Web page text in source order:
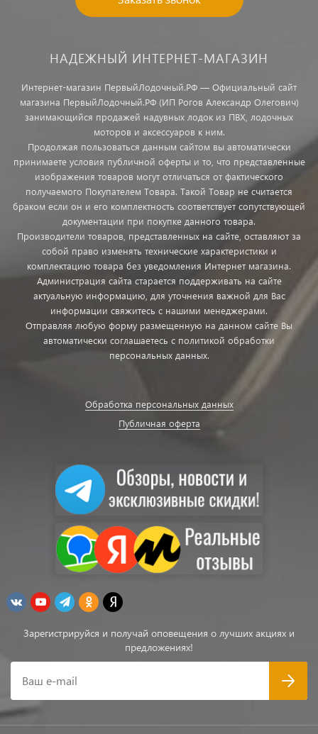
НАДЕЖНЫЙ ИНТЕРНЕТ-МАГАЗИН
Интернет-магазин ПервыйЛодочный.РФ — Официальный сайт
магазина ПервыйЛодочный.РФ (ИП Рогов Александр Олегович)
занимающийся продажей надувных лодок из ПВХ, лодочных
моторов и аксессуаров к ним.
Продолжая пользоваться данным сайтом вы автоматически
принимаете условия публичной оферты и то, что представленные
изображения товаров могут отличаться от фактического
получаемого Покупателем Товара. Такой Товар не считается
браком если он и его комплектность соответствует сопутствующей
документации при покупке данного товара.
Производители товаров, представленных на сайте, оставляют за
собой право изменять технические характеристики и
комплектацию товара без уведомления Интернет магазина.
Администрация сайта старается поддерживать на сайте
актуальную информацию, для уточнения важной для Вас
информации свяжитесь с нашими менеджерами.
Отправляя любую форму размещенную на данном сайте Вы
автоматически соглашаетесь с политикой обработки
персональных данных.
Обработка персональных данных
Публичная оферта
Зарегистрируйся и получай оповещения о лучших акциях и
предложениях!
Ваш e-mail